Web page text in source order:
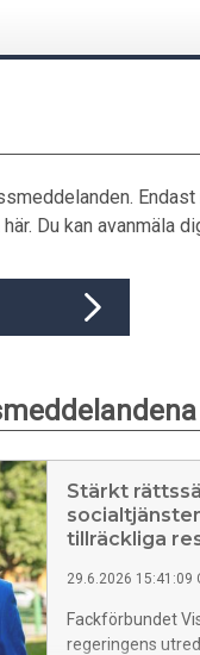
Du kan avanmäla
Stärkt
tillräckliga
29.6.2026 15:41:09
Fackförbundet
regeringens